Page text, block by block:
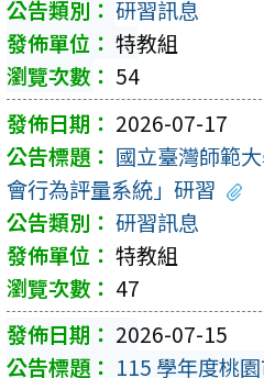
研習訊息
特教組
54
2026-07-17
國立臺灣師範
會行為評量系統」研習
研習訊息
特教組
47
2026-07-15
115 學年度桃